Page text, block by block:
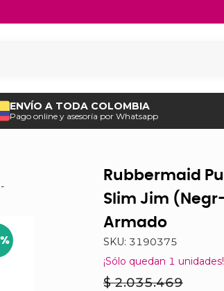
ENVÍO A TODA COLOMBIA
Pago online y asesoría por Whatsapp
%
Rubbermaid
Slim Jim
Armado
SKU: 3190375
¡Sólo quedan 1 unidades!
$ 2.035.469